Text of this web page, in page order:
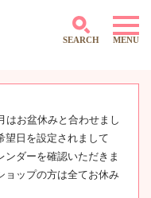
SEARCH MENU
～500円
501円～1,000円
1,001円～2,000円
2,001円～3,000円
お盆休みと合わせまし
望日を設定されまして
ンダーを確認いただきま
ョップの方は全てお休み